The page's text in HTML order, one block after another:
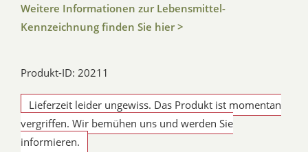
Weitere Informationen zur Lebensmittel-
Kennzeichnung finden Sie hier >
Produkt-ID: 20211
Lieferzeit leider ungewiss. Das Produkt ist momentan
vergriffen. Wir bemühen uns und werden Sie
informieren.